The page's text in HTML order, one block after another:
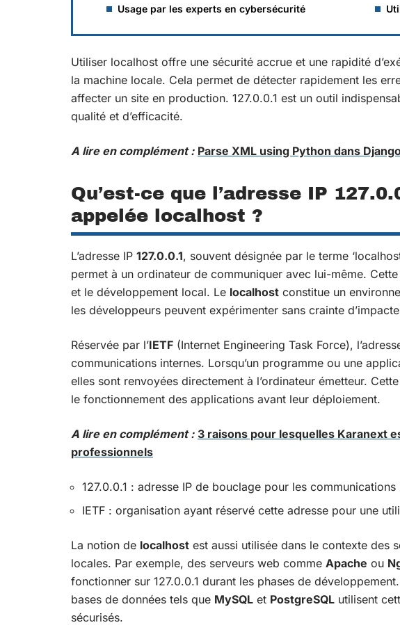
Usage par les experts en cybersécurité
Utiliser localhost offre une sécurité accrue et une rapidité
la machine locale. Cela permet de détecter rapidement les
affecter un site en production. 127.0.0.1 est un outil
qualité et d’efficacité.
A lire en complément : Parse XML using Python dans
Qu’est-ce que l’adresse IP
appelée localhost ?
L’adresse IP 127.0.0.1, souvent désignée par le terme
permet à un ordinateur de communiquer avec lui-même.
et le développement local. Le localhost constitue un
les développeurs peuvent expérimenter sans crainte
Réservée par l’IETF (Internet Engineering Task Force),
communications internes. Lorsqu’un programme ou une
elles sont renvoyées directement à l’ordinateur émetteur.
le fonctionnement des applications avant leur déploiement.
A lire en complément : 3 raisons pour lesquelles Karanext
professionnels
127.0.0.1 : adresse IP de bouclage pour les communications
IETF : organisation ayant réservé cette adresse pour une
La notion de localhost est aussi utilisée dans le contexte des
locales. Par exemple, des serveurs web comme Apache ou
fonctionner sur 127.0.0.1 durant les phases de
bases de données tels que MySQL et PostgreSQL utilisent
sécurisés.